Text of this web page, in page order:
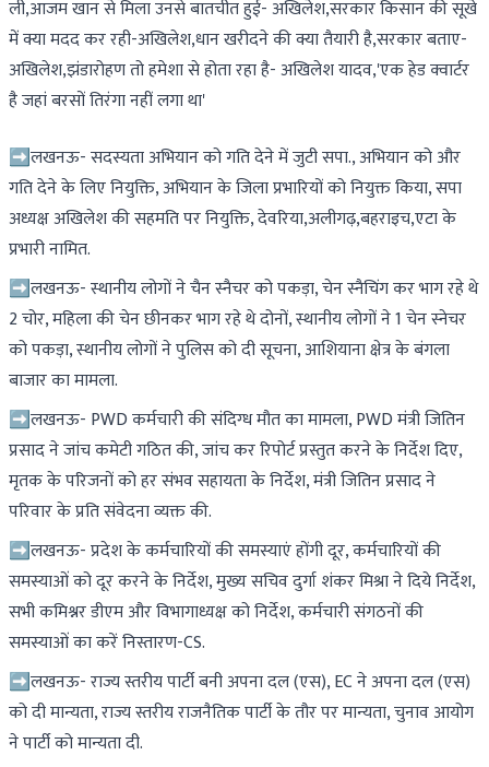
ली,आजम खान से मिला उनसे बातचीत हुई- अखिलेश,सरकार किसान की सूखे
में क्या मदद कर रही-अखिलेश,धान खरीदने की क्या तैयारी है,सरकार बताए-
अखिलेश,झंडारोहण तो हमेशा से होता रहा है- अखिलेश यादव,'एक हेड क्वार्टर
है जहां बरसों तिरंगा नहीं लगा था'
➡लखनऊ- सदस्यता अभियान को गति देने में जुटी सपा., अभियान को और
गति देने के लिए नियुक्ति, अभियान के जिला प्रभारियों को नियुक्त किया, सपा
अध्यक्ष अखिलेश की सहमति पर नियुक्ति, देवरिया,अलीगढ़,बहराइच,एटा के
प्रभारी नामित.
➡लखनऊ- स्थानीय लोगों ने चैन स्नैचर को पकड़ा, चेन स्नैचिंग कर भाग रहे थे
2 चोर, महिला की चेन छीनकर भाग रहे थे दोनों, स्थानीय लोगों ने 1 चेन स्नेचर
को पकड़ा, स्थानीय लोगों ने पुलिस को दी सूचना, आशियाना क्षेत्र के बंगला
बाजार का मामला.
➡लखनऊ- PWD कर्मचारी की संदिग्ध मौत का मामला, PWD मंत्री जितिन
प्रसाद ने जांच कमेटी गठित की, जांच कर रिपोर्ट प्रस्तुत करने के निर्देश दिए,
मृतक के परिजनों को हर संभव सहायता के निर्देश, मंत्री जितिन प्रसाद ने
परिवार के प्रति संवेदना व्यक्त की.
➡लखनऊ- प्रदेश के कर्मचारियों की समस्याएं होंगी दूर, कर्मचारियों की
समस्याओं को दूर करने के निर्देश, मुख्य सचिव दुर्गा शंकर मिश्रा ने दिये निर्देश,
सभी कमिश्नर डीएम और विभागाध्यक्ष को निर्देश, कर्मचारी संगठनों की
समस्याओं का करें निस्तारण-CS.
➡लखनऊ- राज्य स्तरीय पार्टी बनी अपना दल (एस), EC ने अपना दल (एस)
को दी मान्यता, राज्य स्तरीय राजनैतिक पार्टी के तौर पर मान्यता, चुनाव आयोग
ने पार्टी को मान्यता दी.